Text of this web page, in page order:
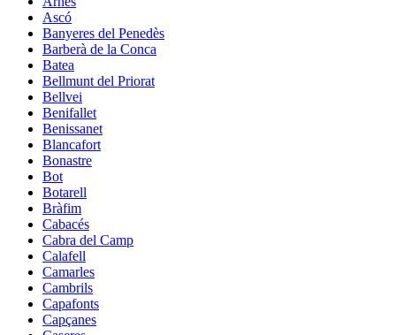
Ascó
Banyeres del Penedès
Barberà de la Conca
Batea
Bellmunt del Priorat
Bellvei
Benifallet
Benissanet
Blancafort
Bonastre
Bot
Botarell
Bràfim
Cabacés
Cabra del Camp
Calafell
Camarles
Cambrils
Capafonts
Capçanes